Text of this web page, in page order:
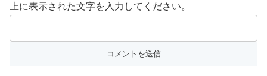
上に表示された文字を入力してください。